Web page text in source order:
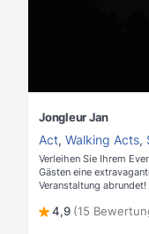
Jongleur Jan
Act, Walking Acts,
Verleihen Sie Ihrem
Gästen eine
Veranstaltung abrundet!
4,9 (15